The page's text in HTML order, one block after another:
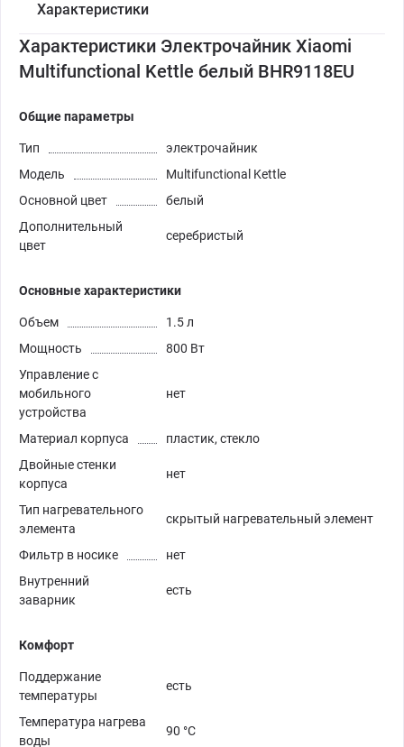
Характеристики
Характеристики Электрочайник Xiaomi
Multifunctional Kettle белый BHR9118EU
Общие параметры
Тип
электрочайник
Модель
Multifunctional Kettle
Основной цвет
белый
Дополнительный
цвет
серебристый
Основные характеристики
Объем
1.5 л
Мощность
800 Вт
Управление с
мобильного
устройства
нет
Материал корпуса
пластик, стекло
Двойные стенки
корпуса
нет
Тип нагревательного
элемента
скрытый нагревательный элемент
Фильтр в носике
нет
Внутренний
заварник
есть
Комфорт
Поддержание
температуры
есть
Температура нагрева
воды
90 °C